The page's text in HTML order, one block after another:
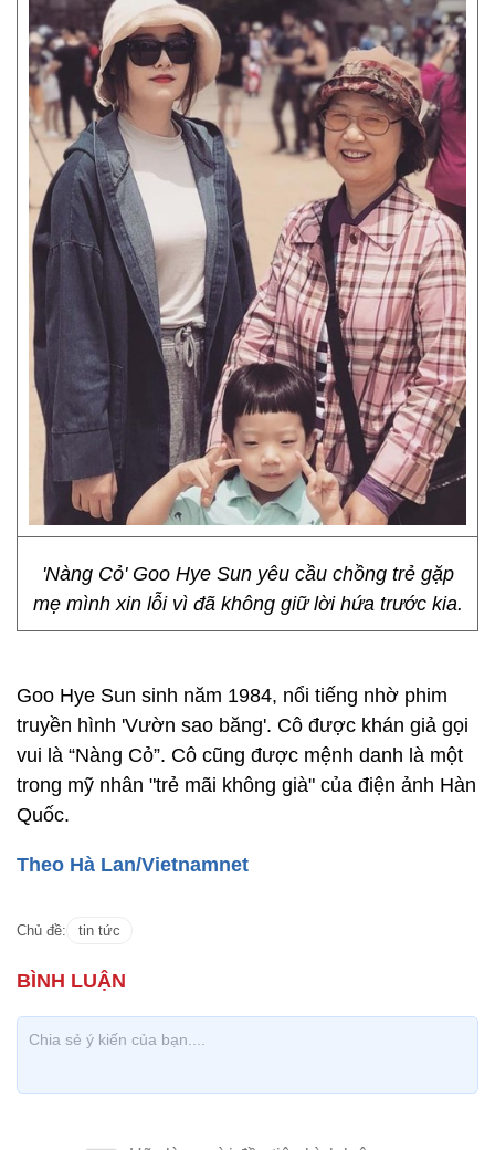
'Nàng Cỏ' Goo Hye Sun yêu cầu chồng trẻ gặp
mẹ mình xin lỗi vì đã không giữ lời hứa trước kia.
Goo Hye Sun sinh năm 1984, nổi tiếng nhờ phim
truyền hình 'Vườn sao băng'. Cô được khán giả gọi
vui là “Nàng Cỏ”. Cô cũng được mệnh danh là một
trong mỹ nhân "trẻ mãi không già" của điện ảnh Hàn
Quốc.
Theo Hà Lan/Vietnamnet
Chủ đề: tin tức